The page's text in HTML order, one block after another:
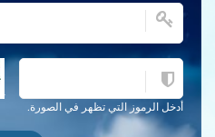
أدخل الرموز التي تظهر في الصورة.